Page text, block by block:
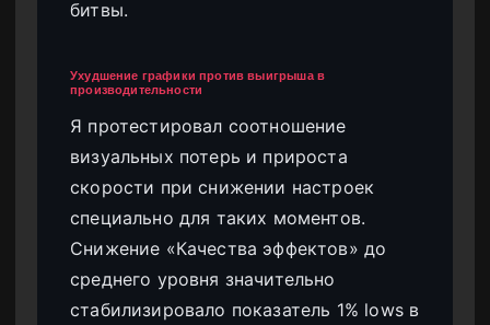
битвы.
Ухудшение графики против выигрыша в
производительности
Я протестировал соотношение
визуальных потерь и прироста
скорости при снижении настроек
специально для таких моментов.
Снижение «Качества эффектов» до
среднего уровня значительно
стабилизировало показатель 1% lows в